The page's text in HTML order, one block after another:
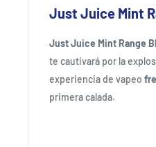
Just Juice Mint
Just Juice Mint Range
te cautivará por la
experiencia de vapeo
primera calada.